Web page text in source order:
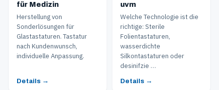
für Medizin
Herstellung von
Sonderlösungen für
Glastastaturen. Tastatur
nach Kundenwunsch,
individuelle Anpassung.
Details →
uvm
Welche Technologie ist die
richtige: Sterile
Folientastaturen,
wasserdichte
Silkontastaturen oder
desinifzie …
Details →